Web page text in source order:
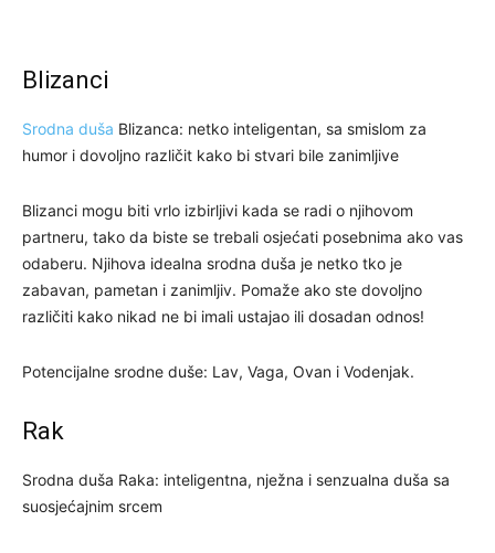
Blizanci
Srodna duša Blizanca: netko inteligentan, sa smislom za
humor i dovoljno različit kako bi stvari bile zanimljive
Blizanci mogu biti vrlo izbirljivi kada se radi o njihovom
partneru, tako da biste se trebali osjećati posebnima ako vas
odaberu. Njihova idealna srodna duša je netko tko je
zabavan, pametan i zanimljiv. Pomaže ako ste dovoljno
različiti kako nikad ne bi imali ustajao ili dosadan odnos!
Potencijalne srodne duše: Lav, Vaga, Ovan i Vodenjak.
Rak
Srodna duša Raka: inteligentna, nježna i senzualna duša sa
suosjećajnim srcem